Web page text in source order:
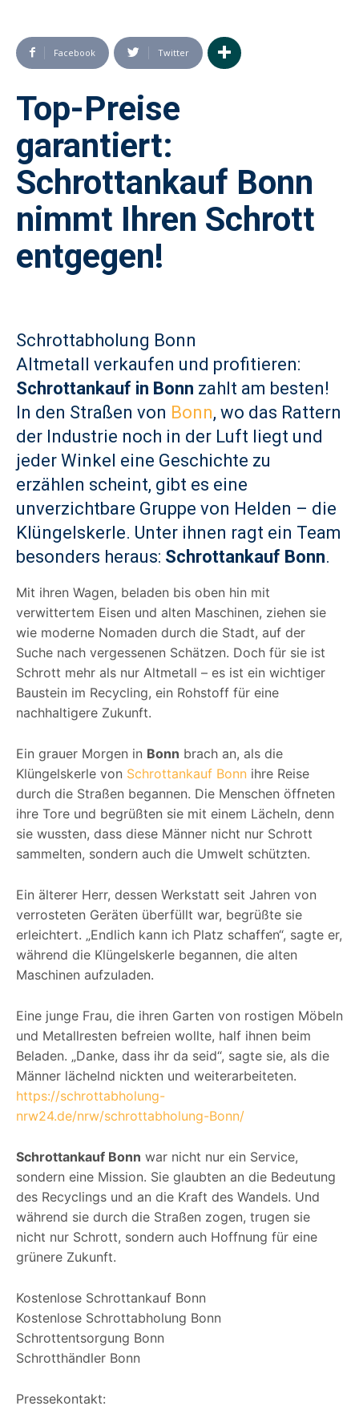
Facebook Twitter
Top-Preise
garantiert:
Schrottankauf Bonn
nimmt Ihren Schrott
entgegen!
Schrottabholung Bonn
Altmetall verkaufen und profitieren:
Schrottankauf in Bonn zahlt am besten!
In den Straßen von Bonn, wo das Rattern
der Industrie noch in der Luft liegt und
jeder Winkel eine Geschichte zu
erzählen scheint, gibt es eine
unverzichtbare Gruppe von Helden – die
Klüngelskerle. Unter ihnen ragt ein Team
besonders heraus: Schrottankauf Bonn.
Mit ihren Wagen, beladen bis oben hin mit
verwittertem Eisen und alten Maschinen, ziehen sie
wie moderne Nomaden durch die Stadt, auf der
Suche nach vergessenen Schätzen. Doch für sie ist
Schrott mehr als nur Altmetall – es ist ein wichtiger
Baustein im Recycling, ein Rohstoff für eine
nachhaltigere Zukunft.
Ein grauer Morgen in Bonn brach an, als die
Klüngelskerle von Schrottankauf Bonn ihre Reise
durch die Straßen begannen. Die Menschen öffneten
ihre Tore und begrüßten sie mit einem Lächeln, denn
sie wussten, dass diese Männer nicht nur Schrott
sammelten, sondern auch die Umwelt schützten.
Ein älterer Herr, dessen Werkstatt seit Jahren von
verrosteten Geräten überfüllt war, begrüßte sie
erleichtert. „Endlich kann ich Platz schaffen“, sagte er,
während die Klüngelskerle begannen, die alten
Maschinen aufzuladen.
Eine junge Frau, die ihren Garten von rostigen Möbeln
und Metallresten befreien wollte, half ihnen beim
Beladen. „Danke, dass ihr da seid“, sagte sie, als die
Männer lächelnd nickten und weiterarbeiteten.
https://schrottabholung-
nrw24.de/nrw/schrottabholung-Bonn/
Schrottankauf Bonn war nicht nur ein Service,
sondern eine Mission. Sie glaubten an die Bedeutung
des Recyclings und an die Kraft des Wandels. Und
während sie durch die Straßen zogen, trugen sie
nicht nur Schrott, sondern auch Hoffnung für eine
grünere Zukunft.
Kostenlose Schrottankauf Bonn
Kostenlose Schrottabholung Bonn
Schrottentsorgung Bonn
Schrotthändler Bonn
Pressekontakt: